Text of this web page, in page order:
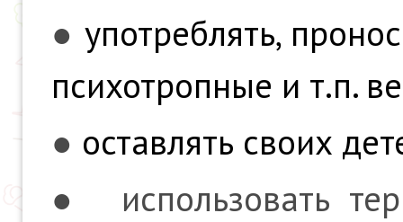
● употреблять,
психотропные и т.п.
● оставлять своих
● использовать